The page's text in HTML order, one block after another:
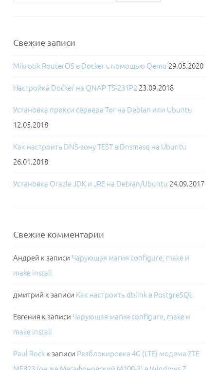
Свежие записи
Mikrotik RouterOS в Docker с помощью Qemu 29.05.2020
Настройка Docker на QNAP TS-231P2 23.09.2018
Установка прокси сервера Tor на Debian или Ubuntu
12.05.2018
Как настроить DNS-зону TEST в Dnsmasq на Ubuntu
26.01.2018
Установка Oracle JDK и JRE на Debian/Ubuntu 24.09.2017
Свежие комментарии
Андрей к записи Чарующая магия configure, make и
make install
дмитрий к записи Как настроить dblink в PostgreSQL
Евгения к записи Чарующая магия configure, make и
make install
Paul Rock к записи Разблокировка 4G (LTE) модема ZTE